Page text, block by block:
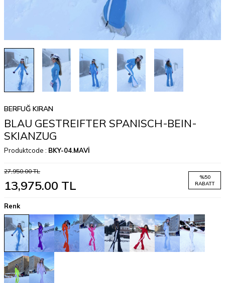
BERFUĞ KIRAN
BLAU GESTREIFTER SPANISCH-BEIN-
SKIANZUG
Produktcode : BKY-04.MAVİ
27,950.00TL
13,975.00 TL
%50
RABATT
Renk